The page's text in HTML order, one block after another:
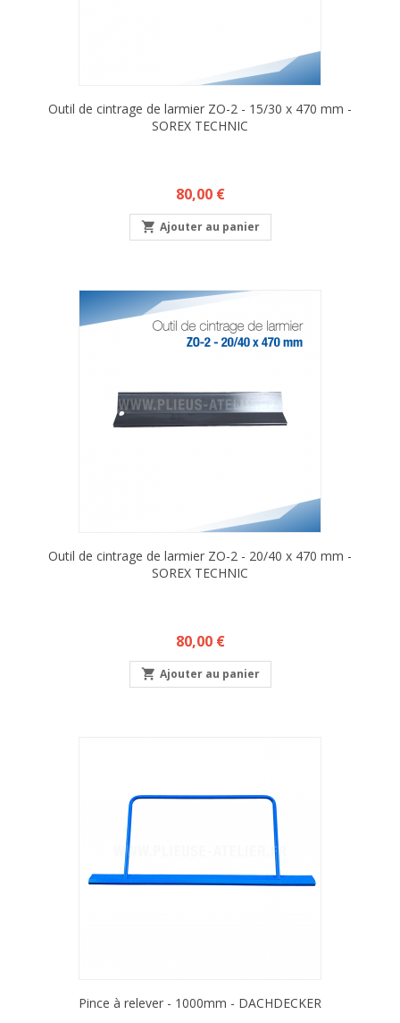
Outil de cintrage de larmier ZO-2 - 15/30 x 470 mm -
SOREX TECHNIC
Prix
80,00 €
 Ajouter au panier
Outil de cintrage de larmier ZO-2 - 20/40 x 470 mm -
SOREX TECHNIC
Prix
80,00 €
 Ajouter au panier
Pince à relever - 1000mm - DACHDECKER